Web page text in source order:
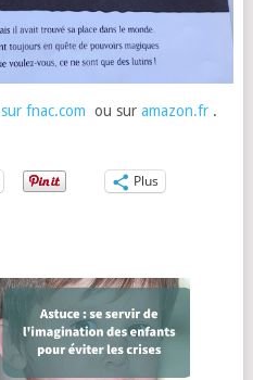
sur fnac.com ou sur amazon.fr.
Plus